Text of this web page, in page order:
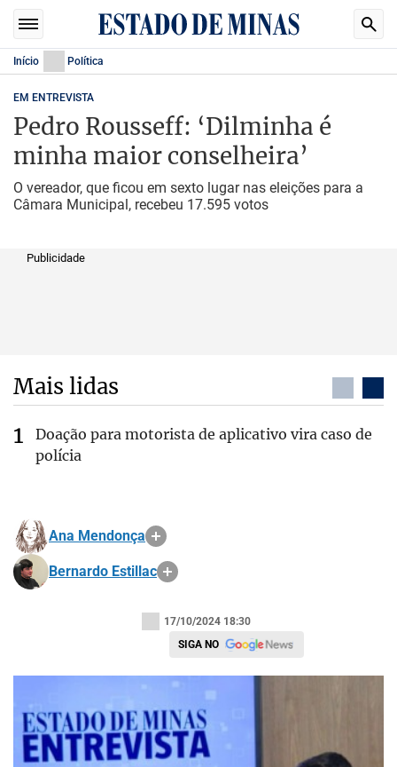
Início Política
EM ENTREVISTA
Pedro Rousseff: ‘Dilminha é
minha maior conselheira’
O vereador, que ficou em sexto lugar nas eleições para a
Câmara Municipal, recebeu 17.595 votos
Publicidade
Mais lidas
Doação para motorista de aplicativo vira caso de
polícia
Ana Mendonça
Bernardo Estillac
17/10/2024 18:30
SIGA NO